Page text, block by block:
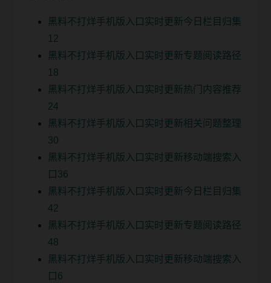
黑料不打烊手机版入口实时更新今日栏目归集
12
黑料不打烊手机版入口实时更新专题阅读路径
18
黑料不打烊手机版入口实时更新热门内容推荐
24
黑料不打烊手机版入口实时更新相关问题整理
30
黑料不打烊手机版入口实时更新移动端搜索入
口36
黑料不打烊手机版入口实时更新今日栏目归集
42
黑料不打烊手机版入口实时更新专题阅读路径
48
黑料不打烊手机版入口实时更新移动端搜索入
口6